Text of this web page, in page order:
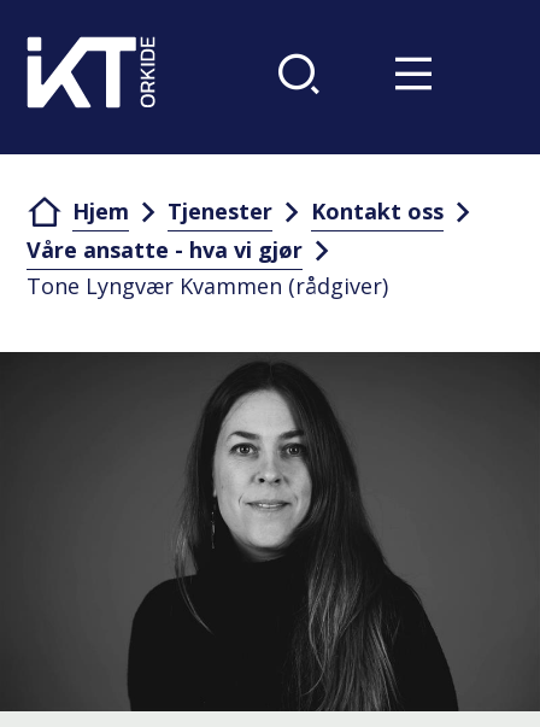
Du er her:
Hjem Tjenester
Kontakt oss
Våre ansatte - hva vi gjør
Tone Lyngvær Kvammen (rådgiver)